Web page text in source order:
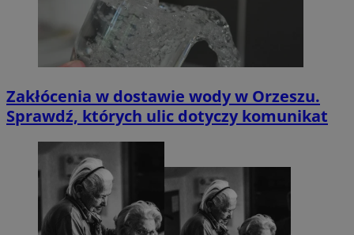
Zakłócenia w dostawie wody w Orzeszu.
Sprawdź, których ulic dotyczy komunikat